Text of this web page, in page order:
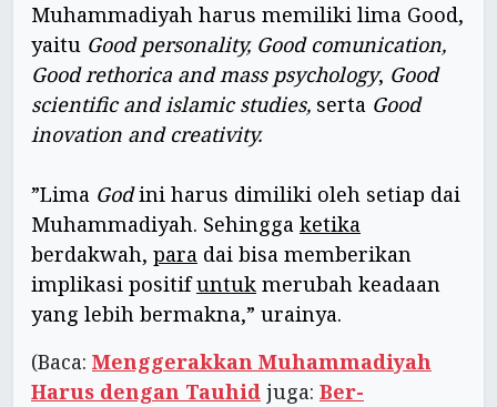
Muhammadiyah harus memiliki lima Good,
yaitu Good personality, Good comunication,
Good rethorica and mass psychology, Good
scientific and islamic studies, serta Good
inovation and creativity.
”Lima Godini harus dimiliki oleh setiap dai
Muhammadiyah. Sehingga ketika
berdakwah, para dai bisa memberikan
implikasi positifuntuk merubah keadaan
yang lebih bermakna,” urainya.
(Baca: Menggerakkan Muhammadiyah
Harus dengan Tauhid juga: Ber-